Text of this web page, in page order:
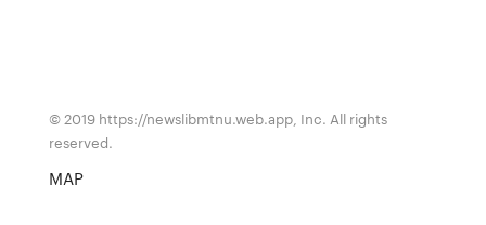
© 2019 https://newslibmtnu.web.app, Inc. All rights
reserved.
MAP